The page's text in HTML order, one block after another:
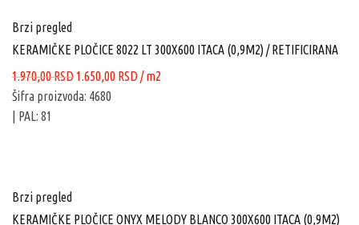
Brzi pregled
KERAMIČKE PLOČICE 8022 LT 300X600 ITACA (0,9M2) / RETIFICIRANA
1.970,00RSD Originalna
cena
1.650,00 RSDTrenutna
/ m2
Šifra proizvoda: 4680
| PAL: 81
Brzi pregled
KERAMIČKE PLOČICE ONYX MELODY BLANCO 300X600 ITACA (0,9M2)